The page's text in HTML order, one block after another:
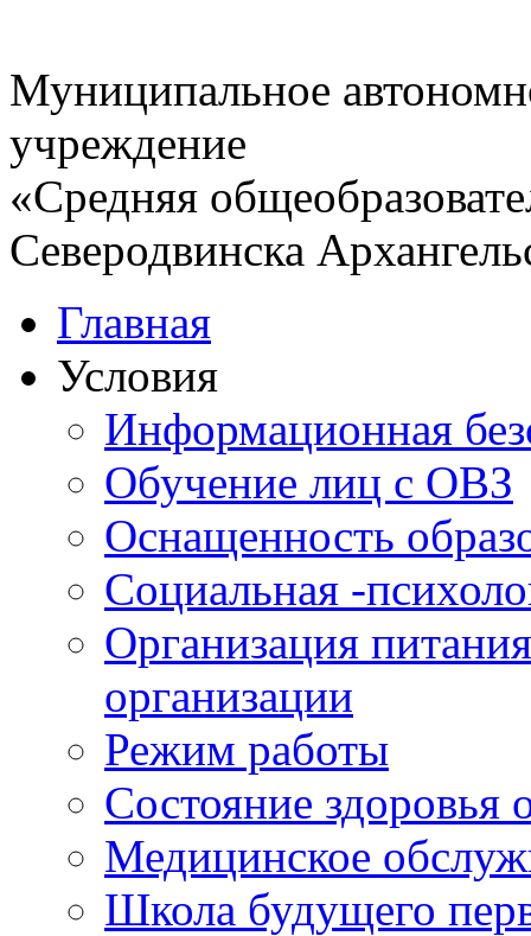
Муниципальное
учреждение
«Средняя
Северодвинска
Главная
Условия
Информационная
Обучение лиц с ОВЗ
Оснащенность
Социальная -
Организация
организации
Режим работы
Состояние
Медицинское
Школа будущего